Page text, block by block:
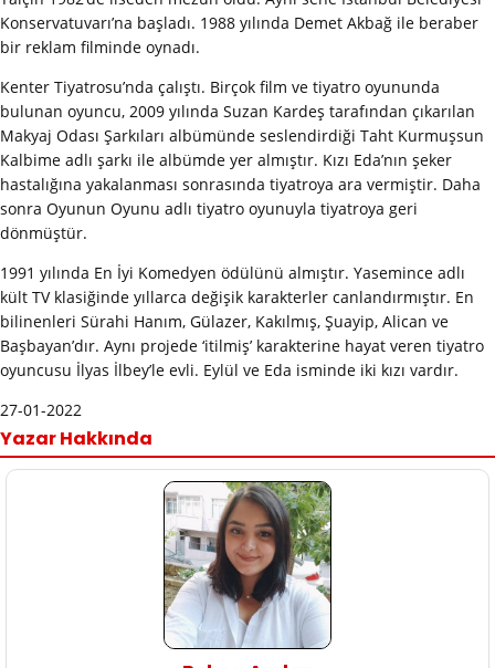
Konservatuvarı’na başladı. 1988 yılında Demet Akbağ ile beraber
bir reklam filminde oynadı.
Kenter Tiyatrosu’nda çalıştı. Birçok film ve tiyatro oyununda
bulunan oyuncu, 2009 yılında Suzan Kardeş tarafından çıkarılan
Makyaj Odası Şarkıları albümünde seslendirdiği Taht Kurmuşsun
Kalbime adlı şarkı ile albümde yer almıştır. Kızı Eda’nın şeker
hastalığına yakalanması sonrasında tiyatroya ara vermiştir. Daha
sonra Oyunun Oyunu adlı tiyatro oyunuyla tiyatroya geri
dönmüştür.
1991 yılında En İyi Komedyen ödülünü almıştır. Yasemince adlı
kült TV klasiğinde yıllarca değişik karakterler canlandırmıştır. En
bilinenleri Sürahi Hanım, Gülazer, Kakılmış, Şuayip, Alican ve
Başbayan’dır. Aynı projede ‘itilmiş’ karakterine hayat veren tiyatro
oyuncusu İlyas İlbey’le evli. Eylül ve Eda isminde iki kızı vardır.
27-01-2022
Yazar Hakkında